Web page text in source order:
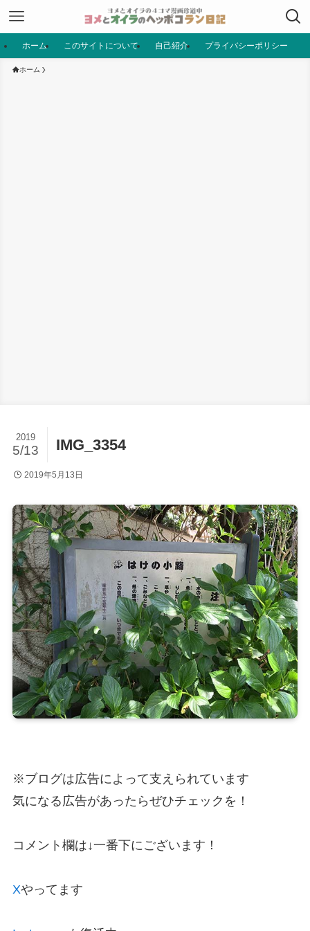
ホーム このサイトについて 自己紹介 プライバシーポリシー
ホーム
IMG_3354
2019
5/13
2019年5月13日
※ブログは広告によって支えられています
気になる広告があったらぜひチェックを！
コメント欄は↓一番下にございます！
Xやってます